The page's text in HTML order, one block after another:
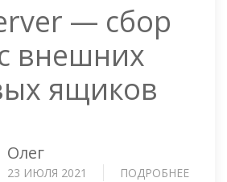
— сбор
внешних
ящиков
Олег
23 ИЮЛЯ 2021 ПОДРОБНЕЕ